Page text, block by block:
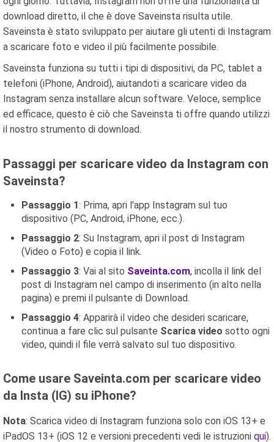
download diretto, il che è dove Saveinsta risulta utile.
Saveinsta è stato sviluppato per aiutare gli utenti di Instagram
a scaricare foto e video il più facilmente possibile.
Saveinsta funziona su tutti i tipi di dispositivi, da PC, tablet a
telefoni (iPhone, Android), aiutandoti a scaricare video da
Instagram senza installare alcun software. Veloce, semplice
ed efficace, questo è ciò che Saveinsta ti offre quando utilizzi
il nostro strumento di download.
Passaggi per scaricare video da Instagram con
Saveinsta?
Passaggio 1: Prima, apri l'app Instagram sul tuo
dispositivo (PC, Android, iPhone, ecc.).
Passaggio 2: Su Instagram, apri il post di Instagram
(Video o Foto) e copia il link.
Passaggio 3: Vai al sito Saveinta.com, incolla il link del
post di Instagram nel campo di inserimento (in alto nella
pagina) e premi il pulsante di Download.
Passaggio 4: Apparirà il video che desideri scaricare,
continua a fare clic sul pulsante Scarica video sotto ogni
video, quindi il file verrà salvato sul tuo dispositivo.
Come usare Saveinta.com per scaricare video
da Insta (IG) su iPhone?
Nota: Scarica video di Instagram funziona solo con iOS 13+ e
iPadOS 13+ (iOS 12 e versioni precedenti vedi le istruzioni qui).